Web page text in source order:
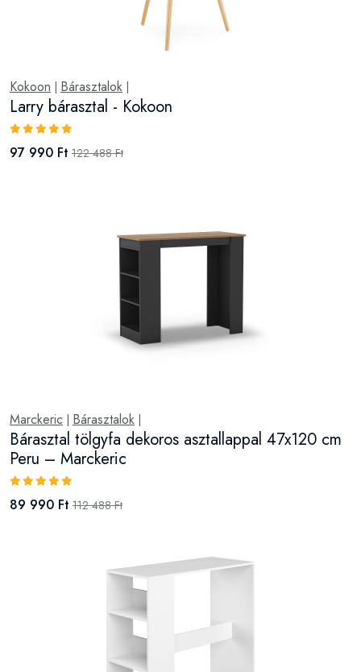
Kokoon Bárasztalok
Larry bárasztal - Kokoon
97 990 Ft 122 488 Ft
Marckeric Bárasztalok
Bárasztal tölgyfa dekoros asztallappal 47x120 cm
Peru – Marckeric
89 990 Ft 112 488 Ft